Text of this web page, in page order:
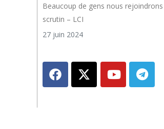
Beaucoup de gens nous rejoindrons
scrutin – LCI
27 juin 2024